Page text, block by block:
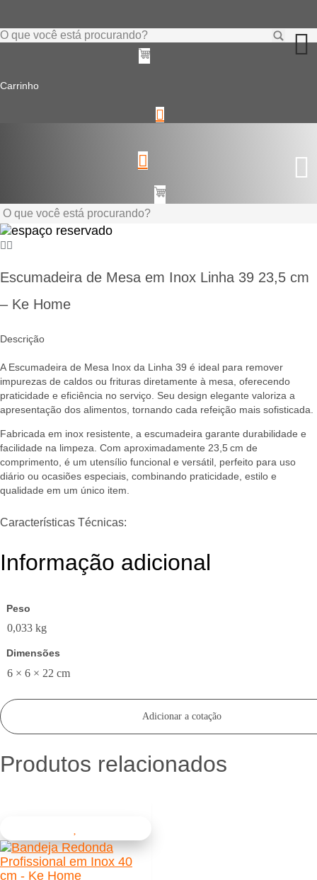
o
Pesquisar
Carrinho
Pesquisar
...
Escumadeira de Mesa em Inox Linha 39 23,5 cm
– Ke Home
Descrição
A Escumadeira de Mesa Inox da Linha 39 é ideal para remover
impurezas de caldos ou frituras diretamente à mesa, oferecendo
praticidade e eficiência no serviço. Seu design elegante valoriza a
apresentação dos alimentos, tornando cada refeição mais sofisticada.
Fabricada em inox resistente, a escumadeira garante durabilidade e
facilidade na limpeza. Com aproximadamente 23,5 cm de
comprimento, é um utensílio funcional e versátil, perfeito para uso
diário ou ocasiões especiais, combinando praticidade, estilo e
qualidade em um único item.
Características Técnicas:
Informação adicional
Peso
0,033 kg
Dimensões
6 × 6 × 22 cm
Adicionar a cotação
Produtos relacionados